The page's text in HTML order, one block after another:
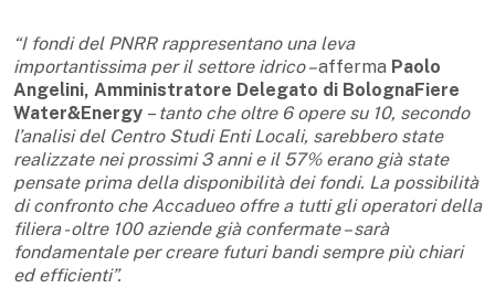
“I fondi del PNRR rappresentano una leva
importantissima per il settore idrico –afferma Paolo
Angelini, Amministratore Delegato di BolognaFiere
Water&Energy – tanto che oltre 6 opere su 10, secondo
l’analisi del Centro Studi Enti Locali, sarebbero state
realizzate nei prossimi 3 anni e il 57% erano già state
pensate prima della disponibilità dei fondi. La possibilità
di confronto che Accadueo offre a tutti gli operatori della
filiera - oltre 100 aziende già confermate – sarà
fondamentale per creare futuri bandi sempre più chiari
ed efficienti”.